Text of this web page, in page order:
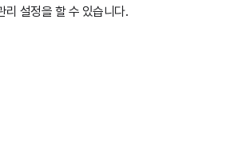
리 설정을 할 수 있습니다.